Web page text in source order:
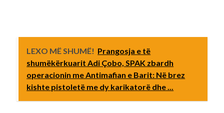
LEXO MË SHUMË! Prangosja e të
shumëkërkuarit Adi Çobo, SPAK zbardh
operacionin me Antimafian e Barit: Në brez
kishte pistoletë me dy karikatorë dhe ...